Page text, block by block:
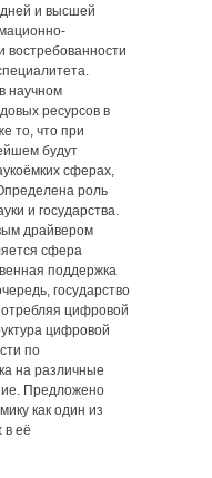
и высшей
востребованности
научном
ресурсов в
то, что при
будут
сферах,
роль
и государства.
драйвером
сфера
поддержка
государство
цифровой
цифровой
по
на различные
Предложено
как один из
в её